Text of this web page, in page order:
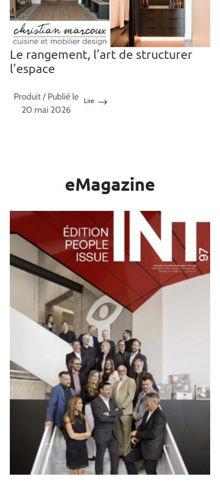
Le rangement, l’art de structurer
l’espace
Produit/ Publié le
20 mai 2026
Lire
eMagazine